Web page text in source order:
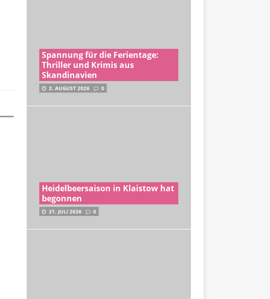
Spannung für die Ferientage:
Thriller und Krimis aus
Skandinavien
2. AUGUST 2026 0
Heidelbeersaison in Klaistow hat
begonnen
21. JULI 2026 0